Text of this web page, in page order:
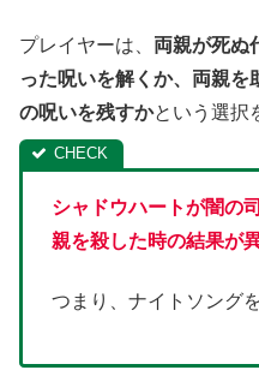
プレイヤーは、 両親が死ぬ
った呪いを解くか、両親を
の呪いを残すかという選択
シャドウハートが闇の
親を殺した時の結果が異
つまり、ナイトソング